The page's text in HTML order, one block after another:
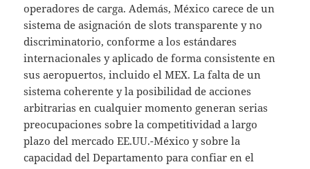
operadores de carga. Además, México carece de un
sistema de asignación de slots transparente y no
discriminatorio, conforme a los estándares
internacionales y aplicado de forma consistente en
sus aeropuertos, incluido el MEX. La falta de un
sistema coherente y la posibilidad de acciones
arbitrarias en cualquier momento generan serias
preocupaciones sobre la competitividad a largo
plazo del mercado EE.UU.-México y sobre la
capacidad del Departamento para confiar en el